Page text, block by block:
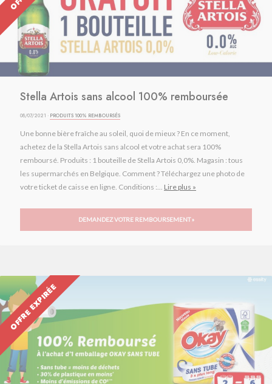
Stella Artois sans alcool 100% remboursée
08/07/2021 · PRODUITS 100% REMBOURSÉS
Une bonne bière fraîche au soleil, quoi de mieux ? En ce moment,
achetez de la Stella Artois sans alcool et votre achat sera 100%
remboursé. Produits : 1 bouteille de Stella Artois 0,0%. Magasin : tous
les supermarchés en Belgique. Comment ? Téléchargez une photo de
votre ticket de caisse en ligne. Conditions :... Lire plus »
DEMANDEZ VOTRE REMBOURSEMENT »
OFFRE EXPIRÉE